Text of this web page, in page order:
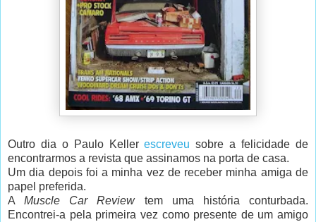
Outro dia o Paulo Kellerescreveu sobre a felicidade de
encontrarmos a revista que assinamos na porta de casa.
Um dia depois foi a minha vez de receber minha amiga de
papel preferida.
AMuscle Car Reviewtem uma história conturbada.
Encontrei-a pela primeira vez como presente de um amigo